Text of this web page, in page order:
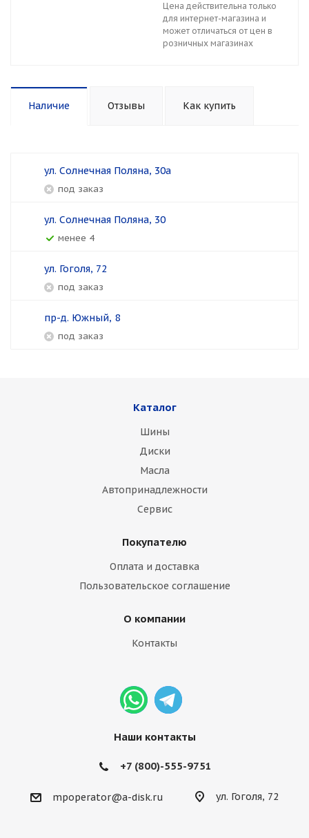
Цена действительна только
для интернет-магазина и
может отличаться от цен в
розничных магазинах
Наличие Отзывы Как купить
ул. Солнечная Поляна, 30а
Под заказ
ул. Солнечная Поляна, 30
менее 4
ул. Гоголя, 72
Под заказ
пр-д. Южный, 8
Под заказ
Каталог
Шины
Диски
Масла
Автопринадлежности
Сервис
Покупателю
Оплата и доставка
Пользовательское соглашение
О компании
Контакты
Наши контакты
+7 (800)-555-9751
mpoperator@a-disk.ru ул. Гоголя, 72